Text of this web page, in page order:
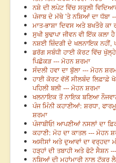
ਨਸ਼ੇ ਦੀ ਲਪੇਟ ਵਿੱਚ ਸਕੂਲੀ
ਪੰਜਾਬ ਦੇ ਮੱਥੇ ’ਤੇ ਨਸ਼ਿਆਂ ਦਾ ਧੱਬਾ
ਮਾਤ-ਭਾਸ਼ਾ ਦਿਵਸ ਅਤੇ ਬਖਤੌਰੇ ਕਾ
ਸੁਖੀ ਬੁਢਾਪਾ ਜੀਵਨ ਵੀ ਇੱਕ ਕਲਾ
ਨਸ਼ਈ ਜ਼ਿੰਦਗੀ ਦੇ ਖਲਨਾਇਕ ਨਹੀਂ,
ਡਰੱਗ ਸਬੰਧੀ ਹਾਈ ਕੋਰਟ ਵਿੱਚ
ਪਿਛੋਕੜ --- ਮੋਹਨ ਸ਼ਰਮਾ
ਸੰਦਲੀ ਹਵਾ ਦਾ ਬੁੱਲਾ --- ਮੋਹਨ
ਹਾਈ ਕੋਰਟ ਵੱਲੋਂ ਸੀਲਬੰਦ ਲਿਫ਼ਾਫ਼ੇ
ਪਹਿਲੀ ਬਲੀ --- ਮੋਹਨ ਸ਼ਰਮਾ
ਖਲਨਾਇਕ ਤੋਂ ਨਾਇਕ ਬਣਿਆ
ਪੰਜ ਮਿੰਨੀ ਕਹਾਣੀਆਂ: ਸ਼ਰਧਾ,
ਸ਼ਰਮਾ
ਪੰਜਾਬੀਓ! ਆਪਣੀਆਂ ਨਸਲਾਂ ਦਾ
ਕਹਾਣੀ: ਮੋਹ ਦਾ ਕਾਤਲ --- ਮੋਹਨ
ਅਸੀਸਾਂ ਅਤੇ ਦੁਆਵਾਂ ਦਾ ਵਰ੍ਹਦਾ
ਹੜ੍ਹਾਂ ਦੀ ਤਬਾਹੀ ਅਤੇ ਫੋਟੋ ਸੈਸ਼ਨ
ਨਸ਼ਿਆਂ ਦੀ ਮਹਾਂਮਾਰੀ ਨਾਲ ਟੱਕਰ